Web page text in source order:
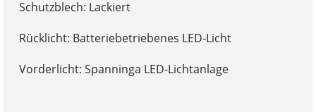
Schutzblech: Lackiert
Rücklicht: Batteriebetriebenes LED-Licht
Vorderlicht: Spanninga LED-Lichtanlage